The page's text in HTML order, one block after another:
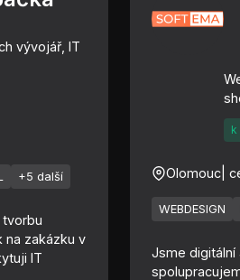
vývojář, IT
+5 další
na zakázku v
IT
k
Olomouc |
WEBDESIGN
Jsme digitální